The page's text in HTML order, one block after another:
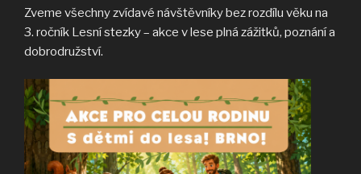
Zveme všechny zvídavé návštěvníky bez rozdílu věku na
3. ročník Lesní stezky – akce v lese plná zážitků, poznání a
dobrodružství.